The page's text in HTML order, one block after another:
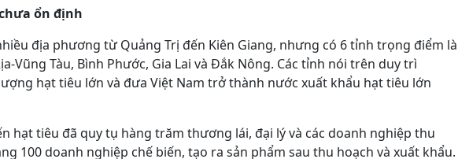
ổn định
địa phương từ Quảng Trị đến Kiên Giang, nhưng có 6 tỉnh trọng điểm là
Vũng Tàu, Bình Phước, Gia Lai và Đắk Nông. Các tỉnh nói trên duy trì
hạt tiêu lớn và đưa Việt Nam trở thành nước xuất khẩu hạt tiêu lớn
hạt tiêu đã quy tụ hàng trăm thương lái, đại lý và các doanh nghiệp thu
100 doanh nghiệp chế biến, tạo ra sản phẩm sau thu hoạch và xuất khẩu.